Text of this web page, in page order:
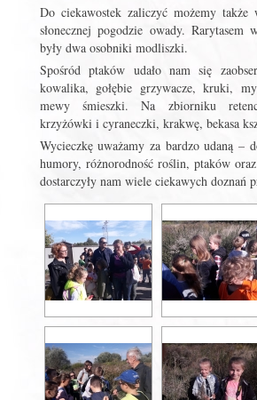
Do ciekawostek zaliczyć możemy także
słonecznej pogodzie owady. Rarytasem
były dwa osobniki modliszki.
Spośród ptaków udało nam się
kowalika, gołębie grzywacze, kruki,
mewy śmieszki. Na zbiorniku
krzyżówki i cyraneczki, krakwę, bekasa
Wycieczkę uważamy za bardzo udaną –
humory, różnorodność roślin, ptaków
dostarczyły nam wiele ciekawych doznań